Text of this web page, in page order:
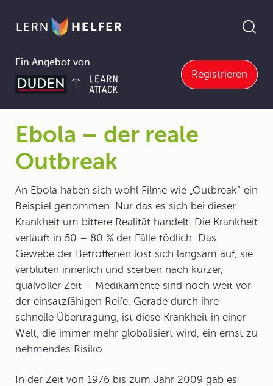
Ein Angebot von
Registrieren
Pfadnavigation
7.2 Infektionskrankheiten des Menschen 7.2.3 Viren können Zellen umprogrammieren Ebola – der reale Outbreak
Ebola – der reale
Outbreak
An Ebola haben sich wohl Filme wie „Outbreak“ ein
Beispiel genommen. Nur das es sich bei dieser
Krankheit um bittere Realität handelt. Die Krankheit
verläuft in 50 – 80 % der Fälle tödlich: Das
Gewebe der Betroffenen löst sich langsam auf, sie
verbluten innerlich und sterben nach kurzer,
qualvoller Zeit – Medikamente sind noch weit vor
der einsatzfähigen Reife. Gerade durch ihre
schnelle Übertragung, ist diese Krankheit in einer
Welt, die immer mehr globalisiert wird, ein ernst zu
nehmendes Risiko.
In der Zeit von 1976 bis zum Jahr 2009 gab es